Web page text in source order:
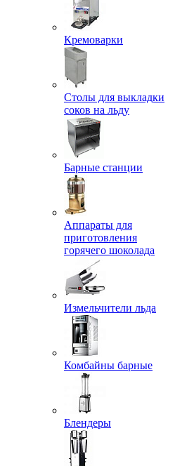
Кремоварки
Столы для выкладки
соков на льду
Барные станции
Аппараты для
приготовления
горячего шоколада
Измельчители льда
Комбайны барные
Блендеры